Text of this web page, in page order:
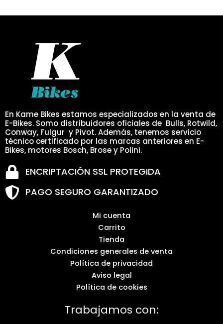
En Kame Bikes estamos especializados en la venta de
E-Bikes. Somo distribuidores oficiales de Bulls, Rotwild,
Conway, Fulgur y Pivot. Además, tenemos servicio
técnico certificado por las marcas anteriores en E-
Bikes, motores Bosch, Brose y Polini.
ENCRIPTACIÓN SSL PROTEGIDA
PAGO SEGURO GARANTIZADO
Mi cuenta
Carrito
Tienda
Condiciones generales de venta
Política de privacidad
Aviso legal
Política de cookies
Trabajamos con: